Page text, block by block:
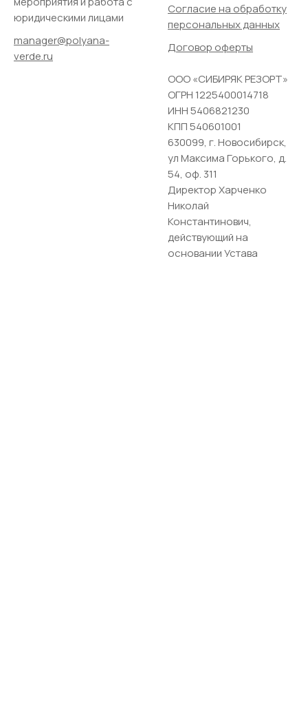
юридическими лицами
manager@polyana-
verde.ru
Согласие на обработку
персональных данных
Договор оферты
ООО «СИБИРЯК РЕЗОРТ»
ОГРН 1225400014718
ИНН 5406821230
КПП 540601001
630099, г. Новосибирск,
ул Максима Горького, д.
54, оф. 311
Директор Харченко
Николай
Константинович,
действующий на
основании Устава